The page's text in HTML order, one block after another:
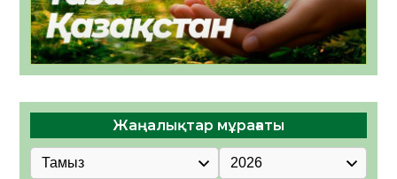
Жаңалықтар мұрағаты